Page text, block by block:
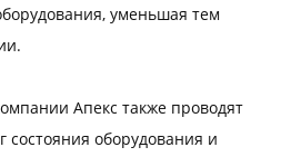
уменьшая тем
Апекс также проводят
оборудования и